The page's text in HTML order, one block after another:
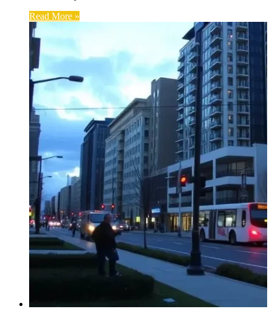
Read More »